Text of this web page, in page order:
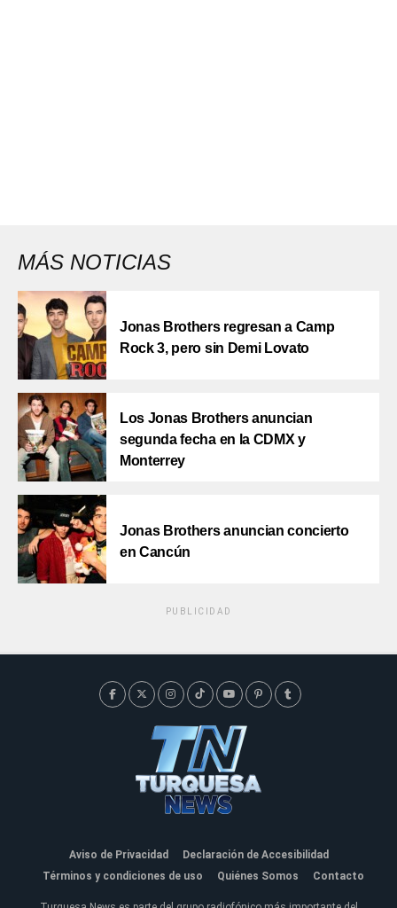
MÁS NOTICIAS
Jonas Brothers regresan a Camp
Rock 3, pero sin Demi Lovato
Los Jonas Brothers anuncian
segunda fecha en la CDMX y
Monterrey
Jonas Brothers anuncian concierto
en Cancún
PUBLICIDAD
Aviso de Privacidad
Declaración de Accesibilidad
Términos y condiciones de uso
Quiénes Somos Contacto